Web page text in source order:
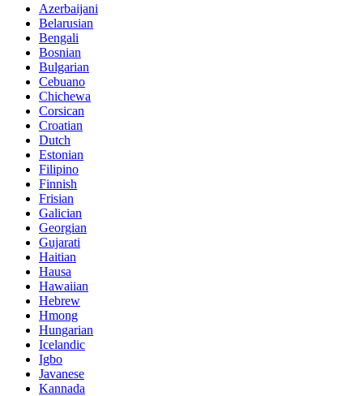
Azerbaijani
Belarusian
Bengali
Bosnian
Bulgarian
Cebuano
Chichewa
Corsican
Croatian
Dutch
Estonian
Filipino
Finnish
Frisian
Galician
Georgian
Gujarati
Haitian
Hausa
Hawaiian
Hebrew
Hmong
Hungarian
Icelandic
Igbo
Javanese
Kannada